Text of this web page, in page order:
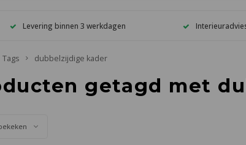
Levering binnen 3 werkdagen
Tags dubbelzijdige kader
getagd met